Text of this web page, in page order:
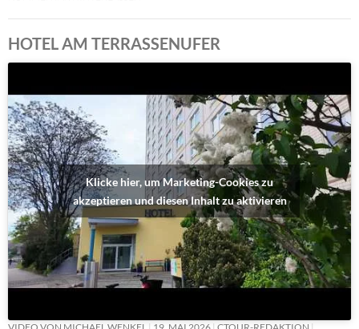
HOTEL AM TERRASSENUFER
Klicke hier, um Marketing-Cookies zu
akzeptieren und diesen Inhalt zu aktivieren